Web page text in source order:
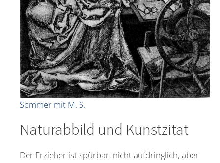
Sommer mit M. S.
Naturabbild und Kunstzitat
Der Erzieher ist spürbar, nicht aufdringlich, aber